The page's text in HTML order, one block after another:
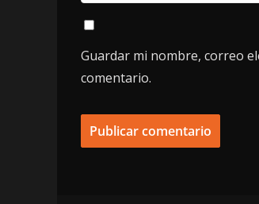
Guardar mi nombre, correo
comentario.